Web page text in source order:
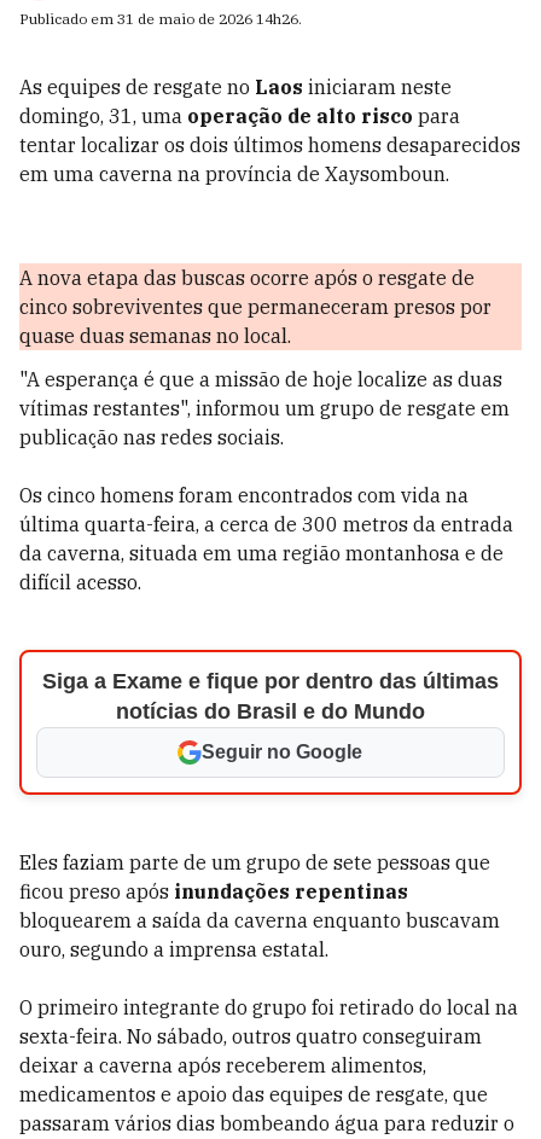
Publicado em 31 de maio de 2026 14h26.
As equipes de resgate no Laos iniciaram neste
domingo, 31, uma operação de alto risco para
tentar localizar os dois últimos homens desaparecidos
em uma caverna na província de Xaysomboun.
A nova etapa das buscas ocorre após o resgate de
cinco sobreviventes que permaneceram presos por
quase duas semanas no local.
"A esperança é que a missão de hoje localize as duas
vítimas restantes", informou um grupo de resgate em
publicação nas redes sociais.
Os cinco homens foram encontrados com vida na
última quarta-feira, a cerca de 300 metros da entrada
da caverna, situada em uma região montanhosa e de
difícil acesso.
Siga a Exame e fique por dentro das últimas
notícias do Brasil e do Mundo
Seguir no Google
Eles faziam parte de um grupo de sete pessoas que
ficou preso após inundações repentinas
bloquearem a saída da caverna enquanto buscavam
ouro, segundo a imprensa estatal.
O primeiro integrante do grupo foi retirado do local na
sexta-feira. No sábado, outros quatro conseguiram
deixar a caverna após receberem alimentos,
medicamentos e apoio das equipes de resgate, que
passaram vários dias bombeando água para reduzir o